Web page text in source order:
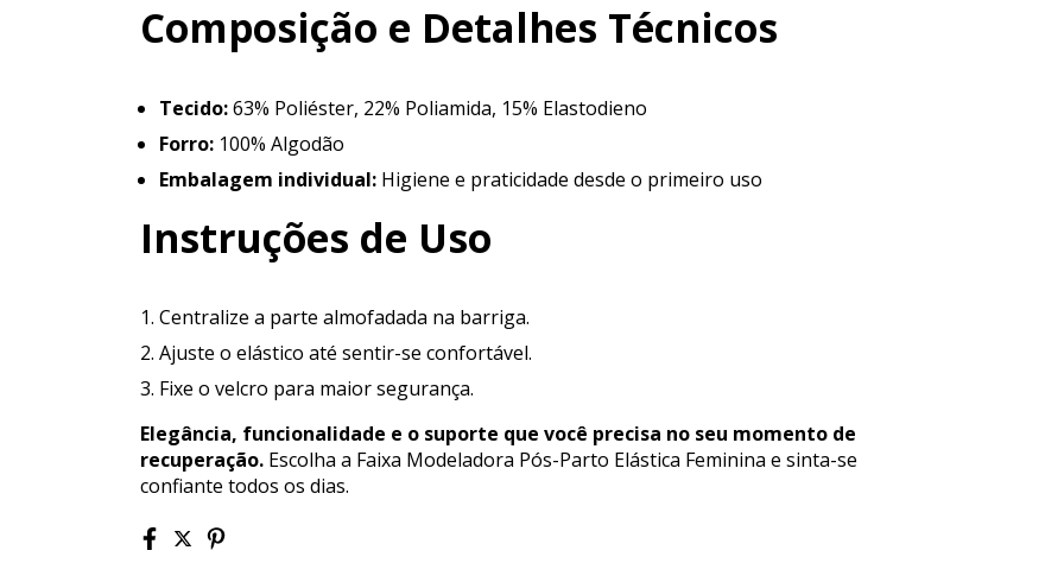
Composição e Detalhes Técnicos
Tecido:63% Poliéster, 22% Poliamida, 15% Elastodieno
Forro: 100% Algodão
Embalagem individual: Higiene e praticidade desde o primeiro uso
Instruções de Uso
Centralize a parte almofadada na barriga.
Ajuste o elástico até sentir-se confortável.
Fixe o velcro para maior segurança.
Elegância, funcionalidade e o suporte que você precisa no seu momento de
recuperação. Escolha a Faixa Modeladora Pós-Parto Elástica Feminina e sinta-se
confiante todos os dias.